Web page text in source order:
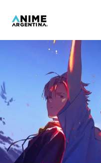
Quiero
Comerme
presenta
«Summer
Ghost»